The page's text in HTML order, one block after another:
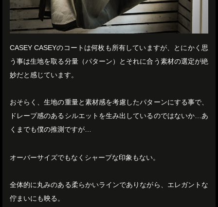
CASEY CASEYのコートは何枚も所有していますが、とにかく思
う事は生地を取る分量（パターン）とそれに合う素材の選定が絶
妙だと感じています。
おそらく、生地の重量と素材感を考慮したパターンにする事で、
ドレープ感のあるシルエットを生み出しているのではないか…あ
くまでも僕の推測ですが…
オーバーサイズでもなくシャープな印象もない。
全体的に丸みのある柔らかいラインでありながら、エレガントな
佇まいにも映る。